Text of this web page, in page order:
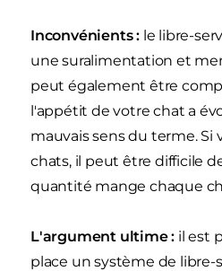
Inconvénients : le libre-
une suralimentation et
peut également être
l'appétit de votre chat a
mauvais sens du terme. Si
chats, il peut être difficile
quantité mange chaque
L'argument ultime : il est
place un système de libre-